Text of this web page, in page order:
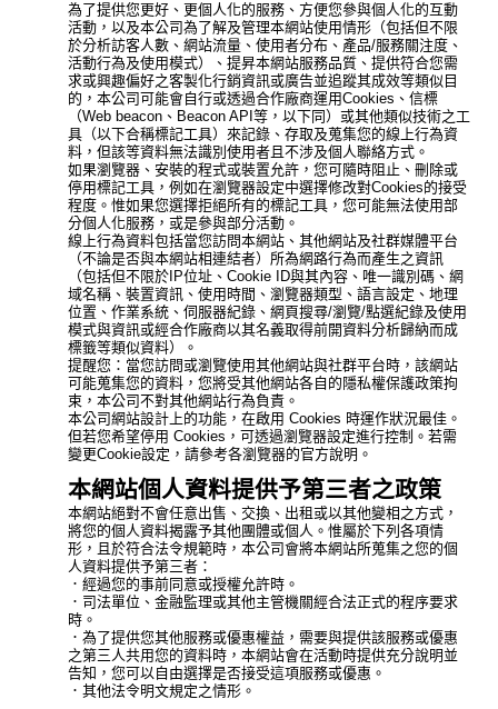
為了提供您更好、更個人化的服務、方便您參與個人化的互動
活動，以及本公司為了解及管理本網站使用情形（包括但不限
於分析訪客人數、網站流量、使用者分布、產品/服務關注度、
活動行為及使用模式）、提昇本網站服務品質、提供符合您需
求或興趣偏好之客製化行銷資訊或廣告並追蹤其成效等類似目
的，本公司可能會自行或透過合作廠商運用Cookies、信標
（Web beacon、Beacon API等，以下同）或其他類似技術之工
具（以下合稱標記工具）來記錄、存取及蒐集您的線上行為資
料，但該等資料無法識別使用者且不涉及個人聯絡方式。
如果瀏覽器、安裝的程式或裝置允許，您可隨時阻止、刪除或
停用標記工具，例如在瀏覽器設定中選擇修改對Cookies的接受
程度。惟如果您選擇拒絕所有的標記工具，您可能無法使用部
分個人化服務，或是參與部分活動。
線上行為資料包括當您訪問本網站、其他網站及社群媒體平台
（不論是否與本網站相連結者）所為網路行為而產生之資訊
（包括但不限於IP位址、Cookie ID與其內容、唯一識別碼、網
域名稱、裝置資訊、使用時間、瀏覽器類型、語言設定、地理
位置、作業系統、伺服器紀錄、網頁搜尋/瀏覽/點選紀錄及使用
模式與資訊或經合作廠商以其名義取得前開資料分析歸納而成
標籤等類似資料）。
提醒您：當您訪問或瀏覽使用其他網站與社群平台時，該網站
可能蒐集您的資料，您將受其他網站各自的隱私權保護政策拘
束，本公司不對其他網站行為負責。
本公司網站設計上的功能，在啟用 Cookies 時運作狀況最佳。
但若您希望停用 Cookies，可透過瀏覽器設定進行控制。若需
變更Cookie設定，請參考各瀏覽器的官方說明。
本網站個人資料提供予第三者之政策
本網站絕對不會任意出售、交換、出租或以其他變相之方式，
將您的個人資料揭露予其他團體或個人。惟屬於下列各項情
形，且於符合法令規範時，本公司會將本網站所蒐集之您的個
人資料提供予第三者：
．經過您的事前同意或授權允許時。
．司法單位、金融監理或其他主管機關經合法正式的程序要求
時。
．為了提供您其他服務或優惠權益，需要與提供該服務或優惠
之第三人共用您的資料時，本網站會在活動時提供充分說明並
告知，您可以自由選擇是否接受這項服務或優惠。
．其他法令明文規定之情形。